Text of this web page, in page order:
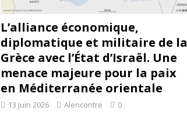
L’alliance économique,
diplomatique et militaire de la
Grèce avec l’État d’Israël. Une
menace majeure pour la paix
en Méditerranée orientale
13 juin 2026 Alencontre 0